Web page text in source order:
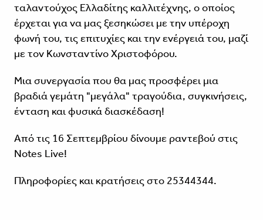
ταλαντούχος Ελλαδίτης καλλιτέχνης, ο οποίος
έρχεται για να μας ξεσηκώσει με την υπέροχη
φωνή του, τις επιτυχίες και την ενέργειά του, μαζί
με τον Κωνσταντίνο Χριστοφόρου.
Μια συνεργασία που θα μας προσφέρει μια
βραδιά γεμάτη "μεγάλα" τραγούδια, συγκινήσεις,
ένταση και φυσικά διασκέδαση!
Από τις 16 Σεπτεμβρίου δίνουμε ραντεβού στις
Notes Live!
Πληροφορίες και κρατήσεις στο 25344344.